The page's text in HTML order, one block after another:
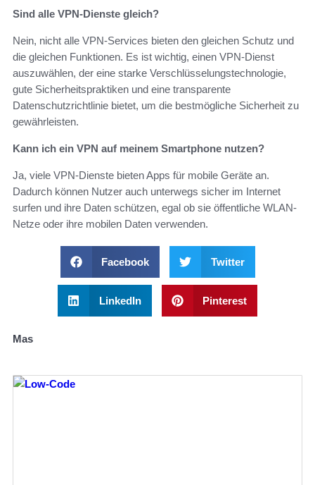
Sind alle VPN-Dienste gleich?
Nein, nicht alle VPN-Services bieten den gleichen Schutz und
die gleichen Funktionen. Es ist wichtig, einen VPN-Dienst
auszuwählen, der eine starke Verschlüsselungstechnologie,
gute Sicherheitspraktiken und eine transparente
Datenschutzrichtlinie bietet, um die bestmögliche Sicherheit zu
gewährleisten.
Kann ich ein VPN auf meinem Smartphone nutzen?
Ja, viele VPN-Dienste bieten Apps für mobile Geräte an.
Dadurch können Nutzer auch unterwegs sicher im Internet
surfen und ihre Daten schützen, egal ob sie öffentliche WLAN-
Netze oder ihre mobilen Daten verwenden.
Facebook Twitter
LinkedIn Pinterest
Mas